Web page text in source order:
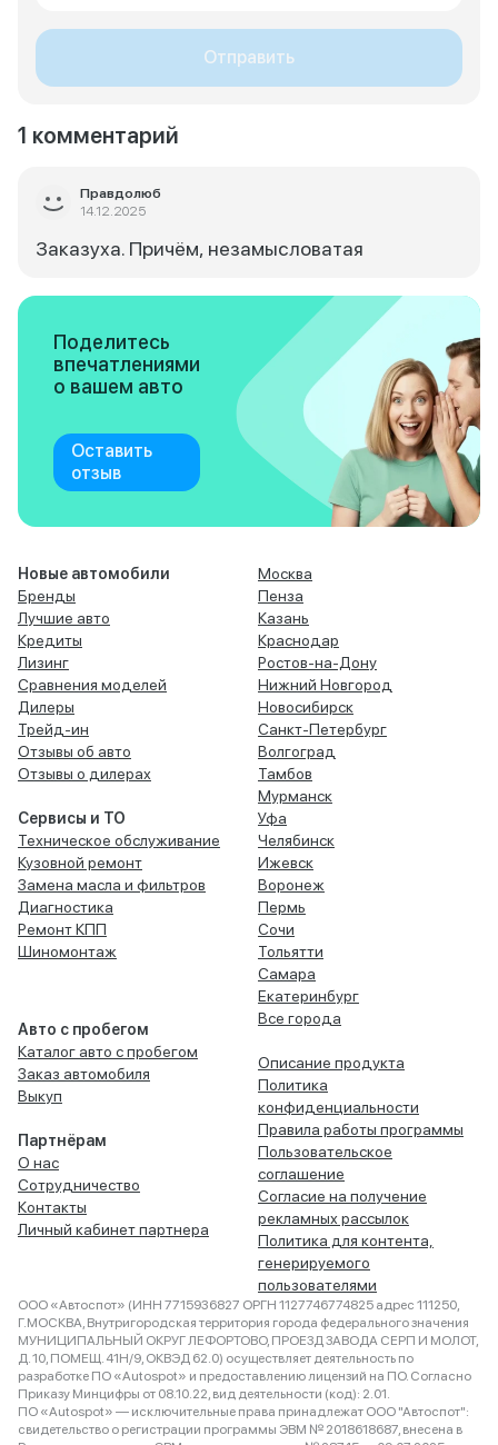
Отправить
1 комментарий
Правдолюб
14.12.2025
Заказуха. Причём, незамысловатая
Поделитесь
впечатлениями
о вашем авто
Оставить
отзыв
Новые автомобили
Бренды
Лучшие авто
Кредиты
Лизинг
Сравнения моделей
Дилеры
Трейд-ин
Отзывы об авто
Отзывы о дилерах
Сервисы и ТО
Техническое обслуживание
Кузовной ремонт
Замена масла и фильтров
Диагностика
Ремонт КПП
Шиномонтаж
Авто с пробегом
Каталог авто с пробегом
Заказ автомобиля
Выкуп
Партнёрам
О нас
Сотрудничество
Контакты
Личный кабинет партнера
Москва
Пенза
Казань
Краснодар
Ростов-на-Дону
Нижний Новгород
Новосибирск
Санкт-Петербург
Волгоград
Тамбов
Мурманск
Уфа
Челябинск
Ижевск
Воронеж
Пермь
Сочи
Тольятти
Самара
Екатеринбург
Все города
Описание продукта
Политика
конфиденциальности
Правила работы программы
Пользовательское
соглашение
Согласие на получение
рекламных рассылок
Политика для контента,
генерируемого
пользователями
ООО «Автоспот» (ИНН 7715936827 ОРГН 1127746774825 адрес 111250,
Г.МОСКВА, Внутригородская территория города федерального значения
МУНИЦИПАЛЬНЫЙ ОКРУГ ЛЕФОРТОВО, ПРОЕЗД ЗАВОДА СЕРП И МОЛОТ,
Д. 10, ПОМЕЩ. 41Н/9, ОКВЭД 62.0) осуществляет деятельность по
разработке ПО «Autospot» и предоставлению лицензий на ПО. Согласно
Приказу Минцифры от 08.10.22, вид деятельности (код): 2.01.
ПО «Autospot» — исключительные права принадлежат ООО "Автоспот":
свидетельство о регистрации программы ЭВМ № 2018618687, внесена в